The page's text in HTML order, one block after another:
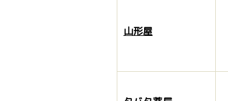
山形屋